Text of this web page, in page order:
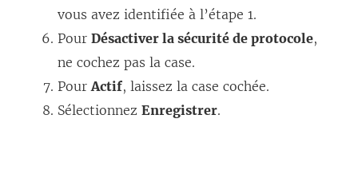
vous avez identifiée à l’étape 1.
Pour Désactiver la sécurité de protocole,
ne cochez pas la case.
Pour Actif, laissez la case cochée.
Sélectionnez Enregistrer.